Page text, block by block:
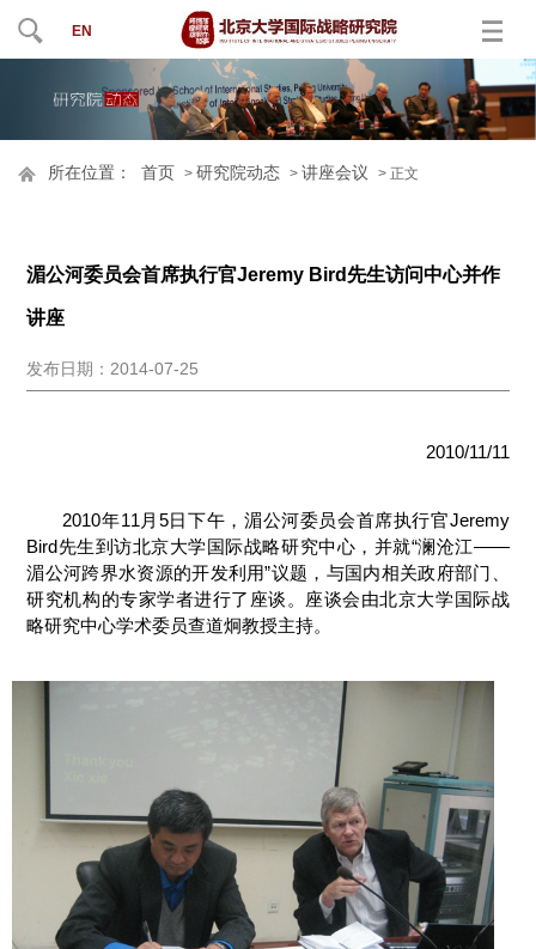
EN
所在位置： 首页 >研究院动态 >讲座会议 > 正文
湄公河委员会首席执行官Jeremy Bird先生访问中心并作
讲座
发布日期：2014-07-25
2010/11/11
2010年11月5日下午，湄公河委员会首席执行官Jeremy
Bird先生到访北京大学国际战略研究中心，并就“澜沧江——
湄公河跨界水资源的开发利用”议题，与国内相关政府部门、
研究机构的专家学者进行了座谈。座谈会由北京大学国际战
略研究中心学术委员查道炯教授主持。